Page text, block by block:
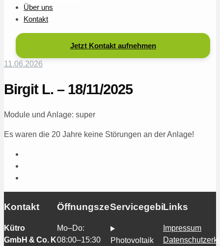
Über uns
Kontakt
Jetzt Kontakt aufnehmen
11.06.2026
Birgit L. – 18/11/2025
Module und Anlage: super
Es waren die 20 Jahre keine Störungen an der Anlage!
Kontakt
Kütro
GmbH & Co. KG
Öffnungszeiten
Mo–Do:
08:00–15:30
Servicegebiete
Photovoltaik
Links
Impressum